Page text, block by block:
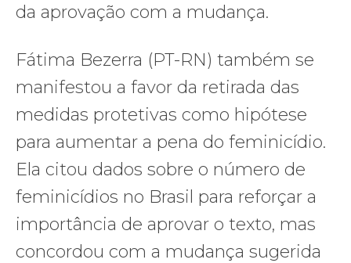
da aprovação com a mudança.
Fátima Bezerra (PT-RN) também se
manifestou a favor da retirada das
medidas protetivas como hipótese
para aumentar a pena do feminicídio.
Ela citou dados sobre o número de
feminicídios no Brasil para reforçar a
importância de aprovar o texto, mas
concordou com a mudança sugerida